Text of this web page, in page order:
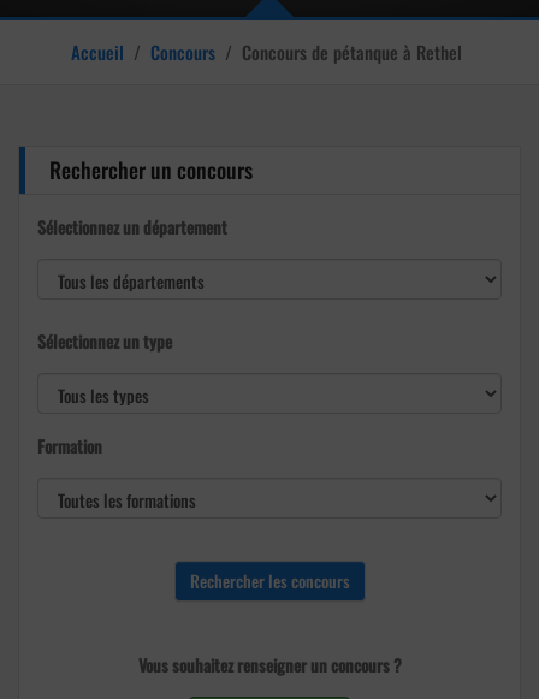
Accueil / Concours / Concours de pétanque à Rethel
Rechercher un concours
Sélectionnez un département
Sélectionnez un type
Formation
Vous souhaitez renseigner un concours ?